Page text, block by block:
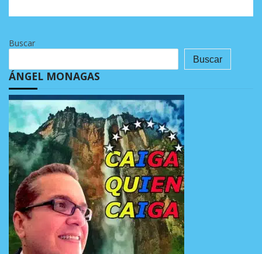
Buscar
Buscar
ÁNGEL MONAGAS